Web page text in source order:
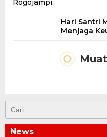
Hari Santri
Menjaga
untuk:
News